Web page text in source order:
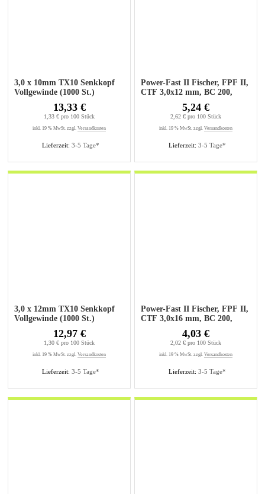
3,0 x 10mm TX10 Senkkopf
Vollgewinde (1000 St.)
Lieferzeit: 3-5 Tage*
13,33 €
1,33 € pro 100 Stück
inkl. 19 % MwSt. zzgl. Versandkosten
Power-Fast II Fischer, FPF II,
CTF 3,0x12 mm, BC 200,
Senkkopf, 200 Stück
Lieferzeit: 3-5 Tage*
5,24 €
2,62 € pro 100 Stück
inkl. 19 % MwSt. zzgl. Versandkosten
3,0 x 12mm TX10 Senkkopf
Vollgewinde (1000 St.)
Lieferzeit: 3-5 Tage*
12,97 €
1,30 € pro 100 Stück
inkl. 19 % MwSt. zzgl. Versandkosten
Power-Fast II Fischer, FPF II,
CTF 3,0x16 mm, BC 200,
Senkkopf, 200 Stück
Lieferzeit: 3-5 Tage*
4,03 €
2,02 € pro 100 Stück
inkl. 19 % MwSt. zzgl. Versandkosten